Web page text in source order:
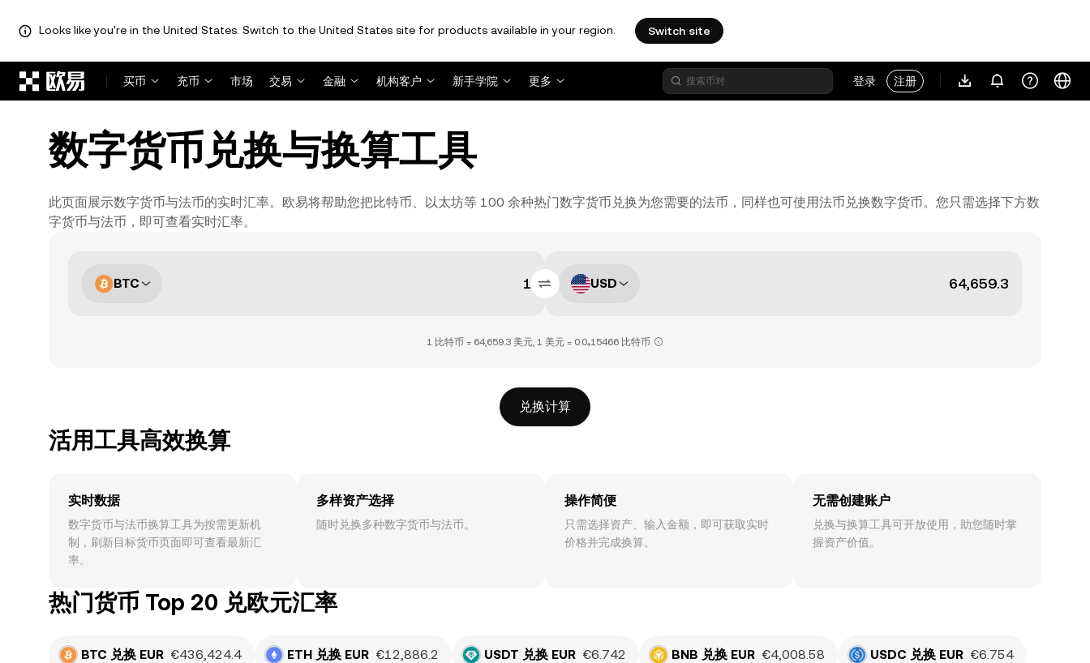
Looks like you're in the United States. Switch to the United States site for products available in your region. Switch site
买币
充币 市场 交易 金融 机构客户 新手学院 更多 登录 注册
数字货币兑换与换算工具
此页面展示数字货币与法币的实时汇率。欧易将帮助您把比特币、以太坊等 100 余种热门数字货币兑换为您需要的法币，同样也可使用法币兑换数字货币。您只需选择下方数
字货币与法币，即可查看实时汇率。
BTC USD
1 比特币 = 64,659.3 美元, 1 美元 = 0.0₄15466 比特币
兑换计算
活用工具高效换算
实时数据
数字货币与法币换算工具为按需更新机
制，刷新目标货币页面即可查看最新汇
率。
多样资产选择
随时兑换多种数字货币与法币。
操作简便
只需选择资产、输入金额，即可获取实时
价格并完成换算。
无需创建账户
兑换与换算工具可开放使用，助您随时掌
握资产价值。
热门货币 Top 20 兑欧元汇率
BTC 兑换 EUR €436,424.4 ETH 兑换 EUR €12,886.2 USDT 兑换 EUR €6.742 BNB 兑换 EUR €4,008.58 USDC 兑换 EUR €6.754